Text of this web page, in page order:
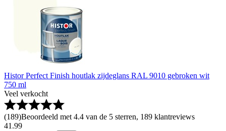
Histor Perfect Finish houtlak zijdeglans RAL 9010 gebroken wit
750 ml
Veel verkocht
(189)Beoordeeld met 4.4 van de 5 sterren, 189 klantreviews
41 .99